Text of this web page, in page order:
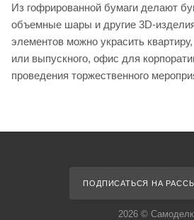
Из гофрированной бумаги делают
объемные шары и другие 3D-
элементов можно украсить
или выпускного, офис для
проведения торжественного
ПОДПИСАТЬСЯ НА
2026 ©